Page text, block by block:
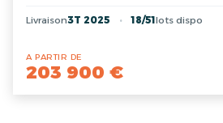
Livraison3T 2025 18/51 lots dispo
A PARTIR DE
203 900 €